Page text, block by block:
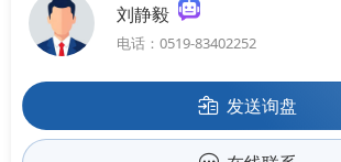
刘静毅
电话：0519-83402252
发送询盘